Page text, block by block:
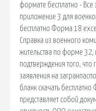
формате бесплатно -
приложение 3 для
бесплатно Форма 18
Справка из военного
жительства по форме 32,
подтверждения того, что
заявления на
бланк скачать
представляет собой